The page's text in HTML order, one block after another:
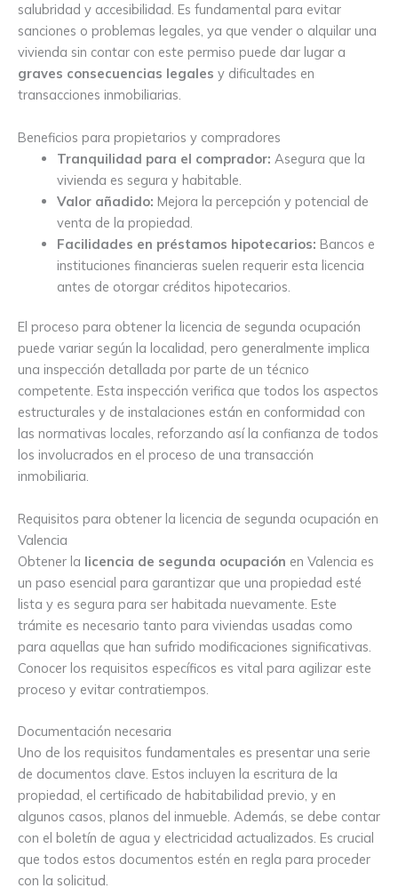
salubridad y accesibilidad. Es fundamental para evitar
sanciones o problemas legales, ya que vender o alquilar una
vivienda sin contar con este permiso puede dar lugar a
graves consecuencias legales y dificultades en
transacciones inmobiliarias.
Beneficios para propietarios y compradores
Tranquilidad para el comprador: Asegura que la
vivienda es segura y habitable.
Valor añadido: Mejora la percepción y potencial de
venta de la propiedad.
Facilidades en préstamos hipotecarios: Bancos e
instituciones financieras suelen requerir esta licencia
antes de otorgar créditos hipotecarios.
El proceso para obtener la licencia de segunda ocupación
puede variar según la localidad, pero generalmente implica
una inspección detallada por parte de un técnico
competente. Esta inspección verifica que todos los aspectos
estructurales y de instalaciones están en conformidad con
las normativas locales, reforzando así la confianza de todos
los involucrados en el proceso de una transacción
inmobiliaria.
Requisitos para obtener la licencia de segunda ocupación en
Valencia
Obtener la licencia de segunda ocupación en Valencia es
un paso esencial para garantizar que una propiedad esté
lista y es segura para ser habitada nuevamente. Este
trámite es necesario tanto para viviendas usadas como
para aquellas que han sufrido modificaciones significativas.
Conocer los requisitos específicos es vital para agilizar este
proceso y evitar contratiempos.
Documentación necesaria
Uno de los requisitos fundamentales es presentar una serie
de documentos clave. Estos incluyen la escritura de la
propiedad, el certificado de habitabilidad previo, y en
algunos casos, planos del inmueble. Además, se debe contar
con el boletín de agua y electricidad actualizados. Es crucial
que todos estos documentos estén en regla para proceder
con la solicitud.